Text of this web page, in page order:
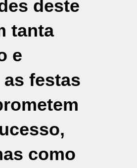
deste
tanta
e
festas
como